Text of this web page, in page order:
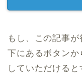
もし、この記事が
下にあるボタンか
していただけると